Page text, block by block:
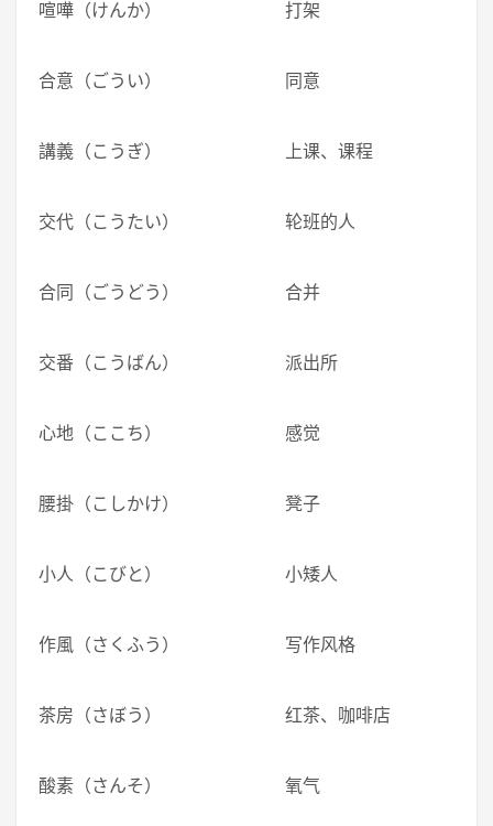
喧嘩（けんか） 打架
合意（ごうい） 同意
講義（こうぎ） 上课、课程
交代（こうたい） 轮班的人
合同（ごうどう） 合并
交番（こうばん） 派出所
心地（ここち） 感觉
腰掛（こしかけ） 凳子
小人（こびと） 小矮人
作風（さくふう） 写作风格
茶房（さぼう） 红茶、咖啡店
酸素（さんそ） 氧气